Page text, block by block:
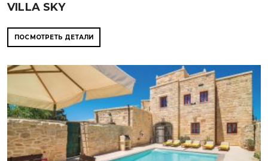
VILLA SKY
ПОСМОТРЕТЬ ДЕТАЛИ